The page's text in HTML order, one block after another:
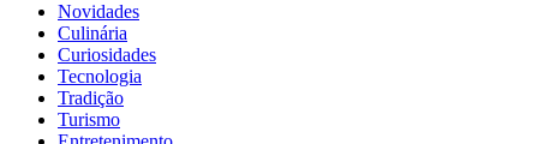
Novidades
Culinária
Curiosidades
Tecnologia
Tradição
Turismo